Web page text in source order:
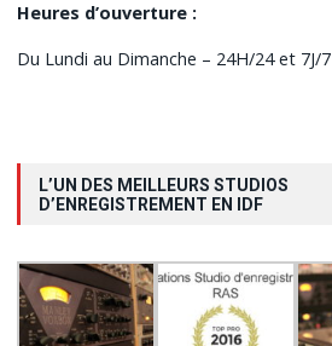
Heures d’ouverture :
Du Lundi au Dimanche – 24H/24 et 7J/7
L’UN DES MEILLEURS STUDIOS
D’ENREGISTREMENT EN IDF